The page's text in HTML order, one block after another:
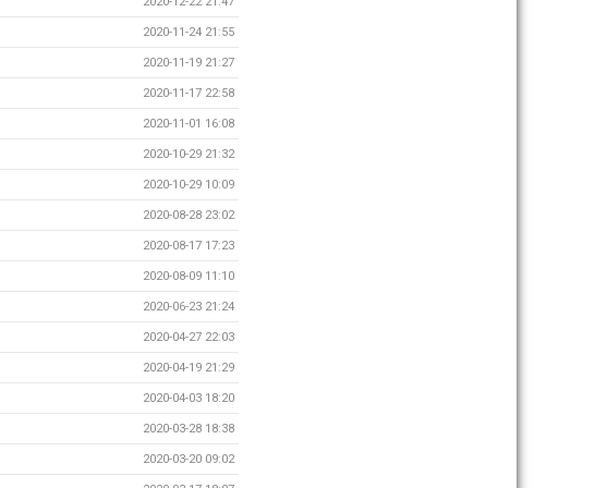
2020-11-24 21:55
2020-11-19 21:27
2020-11-17 22:58
2020-11-01 16:08
2020-10-29 21:32
2020-10-29 10:09
2020-08-28 23:02
2020-08-17 17:23
2020-08-09 11:10
2020-06-23 21:24
2020-04-27 22:03
2020-04-19 21:29
2020-04-03 18:20
2020-03-28 18:38
2020-03-20 09:02